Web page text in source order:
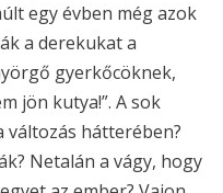
egy évben még azok
a derekukat a
gyerkőcöknek,
jön kutya!”. A sok
hátterében?
Netalán a vágy, hogy